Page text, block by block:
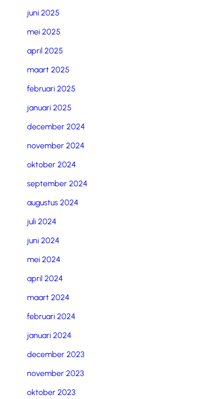
juni 2025
mei 2025
april 2025
maart 2025
februari 2025
januari 2025
december 2024
november 2024
oktober 2024
september 2024
augustus 2024
juli 2024
juni 2024
mei 2024
april 2024
maart 2024
februari 2024
januari 2024
december 2023
november 2023
oktober 2023